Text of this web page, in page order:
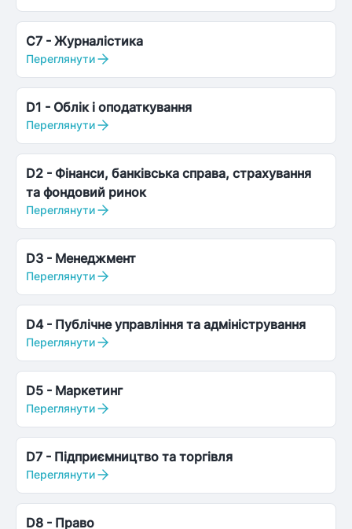
C7 - Журналістика
Переглянути
D1 - Облік і оподаткування
Переглянути
D2 - Фінанси, банківська справа, страхування
та фондовий ринок
Переглянути
D3 - Менеджмент
Переглянути
D4- Публічне управління та адміністрування
Переглянути
D5 - Маркетинг
Переглянути
D7 - Підприємництво та торгівля
Переглянути
D8 - Право